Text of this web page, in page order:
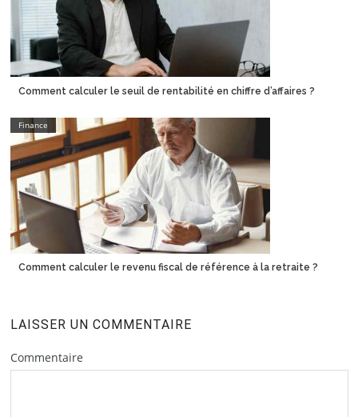
Comment calculer le seuil de rentabilité en chiffre d’affaires ?
Finance
Comment calculer le revenu fiscal de référence à la retraite ?
LAISSER UN COMMENTAIRE
Commentaire